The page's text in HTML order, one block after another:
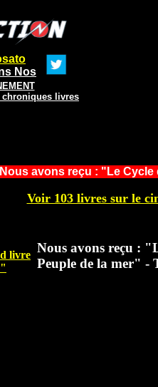
Nos
chroniques livres
avons reçu : "Le Cycle
Voir 103 livres sur le
livre
Nous avons reçu :
Peuple de la mer" -